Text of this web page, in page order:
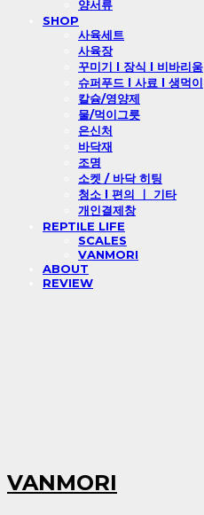
양서류
SHOP
사육세트
사육장
꾸미기 l 장식 l 비바리움
슈퍼푸드 l 사료 l 생먹이
칼슘/영양제
물/먹이그릇
은신처
바닥재
조명
소켓 / 바닥 히팅
청소 l 편의 ㅣ 기타
개인결제창
REPTILE LIFE
SCALES
VANMORI
ABOUT
REVIEW
VANMORI